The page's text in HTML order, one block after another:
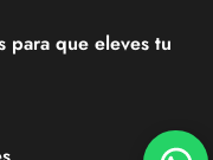
para que eleves tu